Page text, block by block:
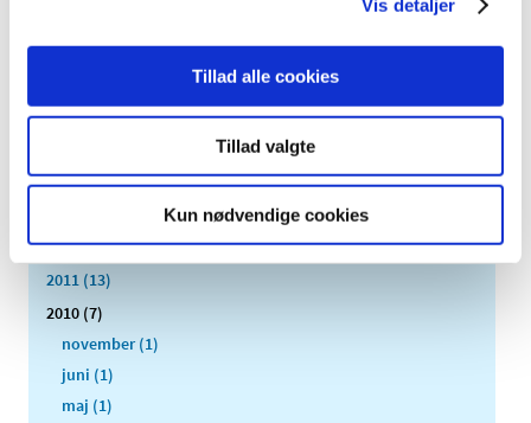
Vis detaljer
Tillad alle cookies
Tillad valgte
Kun nødvendige cookies
2018 (150)
2016 (167)
2014 (44)
2012 (44)
2011 (13)
2010 (7)
november (1)
juni (1)
maj (1)